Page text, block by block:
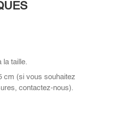
la taille.
cm (si vous souhaitez
contactez-nous).